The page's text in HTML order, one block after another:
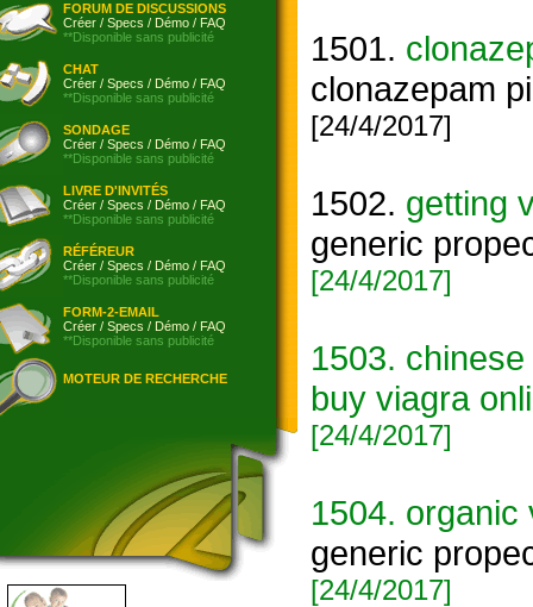
FORUM DE DISCUSSIONS
Créer / Specs / Démo / FAQ
**Disponible sans publicité
CHAT
Créer / Specs / Démo / FAQ
**Disponible sans publicité
SONDAGE
Créer / Specs / Démo / FAQ
**Disponible sans publicité
LIVRE D'INVITÉS
Créer / Specs / Démo / FAQ
**Disponible sans publicité
RÉFÉREUR
Créer / Specs / Démo / FAQ
**Disponible sans publicité
FORM-2-EMAIL
Créer / Specs / Démo / FAQ
**Disponible sans publicité
MOTEUR DE RECHERCHE
1501.
clonazepam
[24/4/2017]
1502. getting
generic
[24/4/2017]
1503.
buy viagra
[24/4/2017]
1504. organic
generic
[24/4/2017]